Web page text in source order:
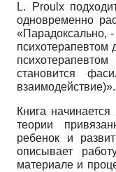
L. Proulx
одновременно
«Парадоксально,
психотерапевтом
становится
взаимодействие)».
Книга
теории
ребенок и
описывает
материале и